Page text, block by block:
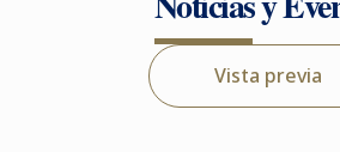
Vista previa